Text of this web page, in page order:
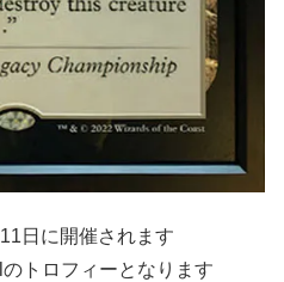
日に開催されます
トロフィーとなります